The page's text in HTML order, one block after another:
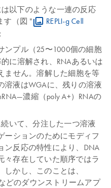
は以下のような一連の反応
す（図 "
REPLI-g Cell
ンプル（25〜1000個の細胞
に溶解され、RNAあるいは
ません。溶解した細胞を等
溶液はWGAに、残りの溶液
濃縮（poly A+）RNAの
いて、分注した一つ溶液
ーションのためにモディフ
ン反応の特性により、DNA
々存在していた順序ではラ
かし、このことは、
どのダウンストリームアプ